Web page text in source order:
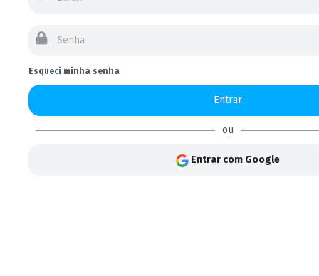
Esqueci minha senha
Entrar
ou
Entrar com Google